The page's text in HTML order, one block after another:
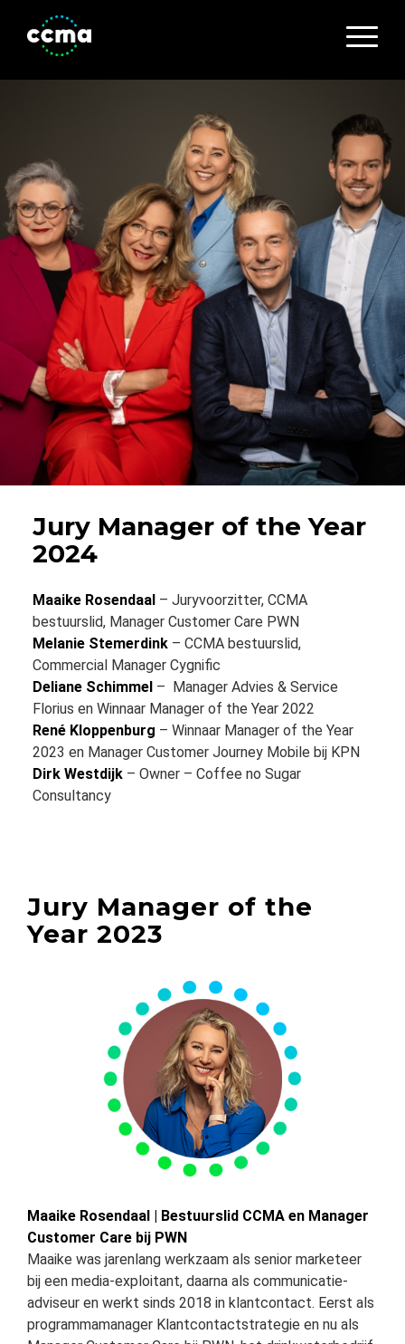
Jury Manager of the Year
2024
Maaike Rosendaal – Juryvoorzitter, CCMA
bestuurslid, Manager Customer Care PWN
Melanie Stemerdink – CCMA bestuurslid,
Commercial Manager Cygnific
Deliane Schimmel – Manager Advies & Service
Florius en Winnaar Manager of the Year 2022
René Kloppenburg – Winnaar Manager of the Year
2023 en Manager Customer Journey Mobile bij KPN
Dirk Westdijk– Owner – Coffee no Sugar
Consultancy
Jury Manager of the
Year 2023
Maaike Rosendaal | Bestuurslid CCMA en Manager
Customer Care bij PWN
Maaike was jarenlang werkzaam als senior marketeer
bij een media-exploitant, daarna als communicatie-
adviseur en werkt sinds 2018 in klantcontact. Eerst als
programmamanager Klantcontactstrategie en nu als